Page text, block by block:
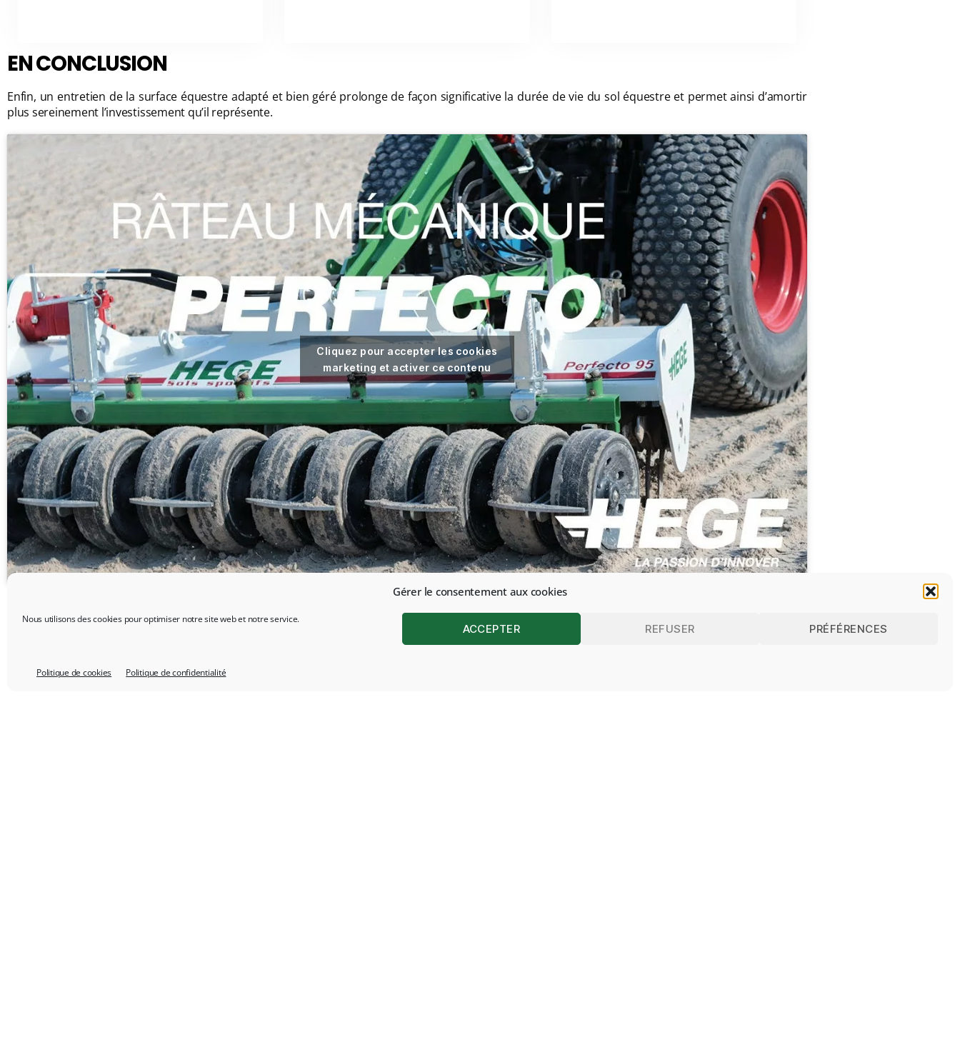
Gérer le consentement aux cookies
Nous utilisons des cookies pour optimiser notre site web et notre service.
ACCEPTER REFUSER PRÉFÉRENCES
Politique de cookies Politique de confidentialité
EN CONCLUSION
Enfin, un entretien de la surface équestre adapté et bien géré prolonge de façon significative la durée de vie du sol équestre et permet ainsi d’amortir
plus sereinement l’investissement qu’il représente.
Cliquez pour accepter les cookies
marketing et activer ce contenu
BIEN (RE)SEMER LES TERRAINS EN GAZON NATUREL